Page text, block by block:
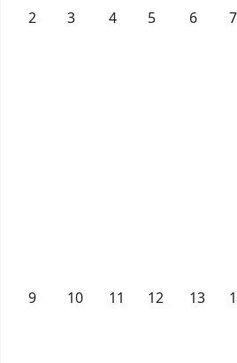
2 3 4 5 6 7
9 10 11 12 13